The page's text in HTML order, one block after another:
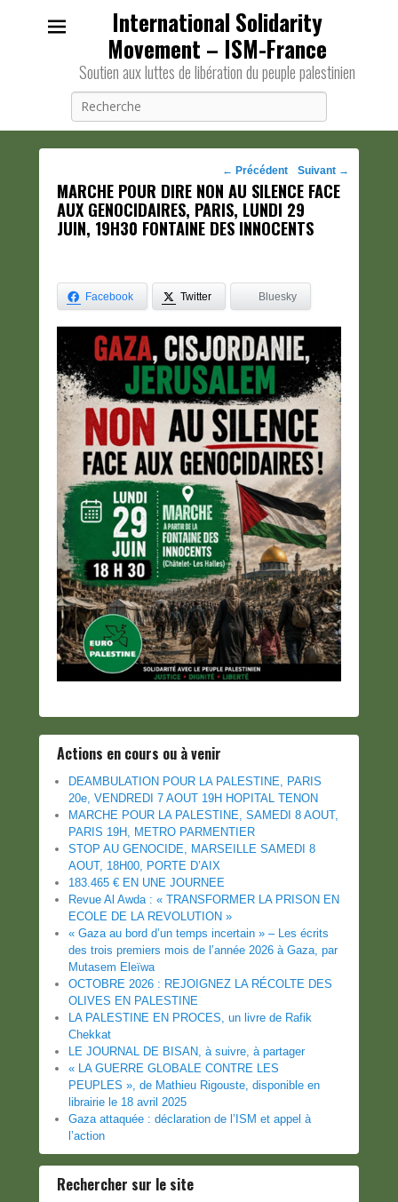
International Solidarity
Movement – ISM-France
Soutien aux luttes de libération du peuple palestinien
Navigation
des
posts
← Précédent Suivant →
MARCHE POUR DIRE NON AU SILENCE FACE
AUX GENOCIDAIRES, PARIS, LUNDI 29
JUIN, 19H30 FONTAINE DES INNOCENTS
Facebook Twitter Bluesky
Actions en cours ou à venir
DEAMBULATION POUR LA PALESTINE, PARIS
20e, VENDREDI 7 AOUT 19H HOPITAL TENON
MARCHE POUR LA PALESTINE, SAMEDI 8 AOUT,
PARIS 19H, METRO PARMENTIER
STOP AU GENOCIDE, MARSEILLE SAMEDI 8
AOUT, 18H00, PORTE D’AIX
183.465 € EN UNE JOURNEE
Revue Al Awda : « TRANSFORMER LA PRISON EN
ECOLE DE LA REVOLUTION »
« Gaza au bord d’un temps incertain » – Les écrits
des trois premiers mois de l’année 2026 à Gaza, par
Mutasem Eleïwa
OCTOBRE 2026 : REJOIGNEZ LA RÉCOLTE DES
OLIVES EN PALESTINE
LA PALESTINE EN PROCES, un livre de Rafik
Chekkat
LE JOURNAL DE BISAN, à suivre, à partager
« LA GUERRE GLOBALE CONTRE LES
PEUPLES », de Mathieu Rigouste, disponible en
librairie le 18 avril 2025
Gaza attaquée : déclaration de l’ISM et appel à
l’action
Rechercher sur le site